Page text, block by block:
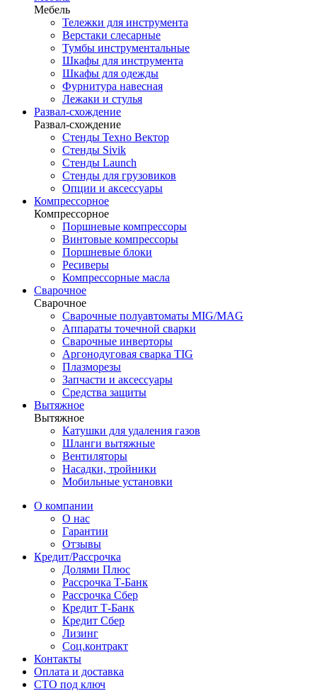
Мебель
Тележки для инструмента
Верстаки слесарные
Тумбы инструментальные
Шкафы для инструмента
Шкафы для одежды
Фурнитура навесная
Лежаки и стулья
Развал-схождение
Развал-схождение
Стенды Техно Вектор
Стенды Sivik
Стенды Launch
Стенды для грузовиков
Опции и аксессуары
Компрессорное
Компрессорное
Поршневые компрессоры
Винтовые компрессоры
Поршневые блоки
Ресиверы
Компрессорные масла
Сварочное
Сварочное
Сварочные полуавтоматы MIG/MAG
Аппараты точечной сварки
Сварочные инверторы
Аргонодуговая сварка TIG
Плазморезы
Запчасти и аксессуары
Средства защиты
Вытяжное
Вытяжное
Катушки для удаления газов
Шланги вытяжные
Вентиляторы
Насадки, тройники
Мобильные установки
О компании
О нас
Гарантии
Отзывы
Кредит/Рассрочка
Долями Плюс
Рассрочка Т-Банк
Рассрочка Сбер
Кредит Т-Банк
Кредит Сбер
Лизинг
Соц.контракт
Контакты
Оплата и доставка
СТО под ключ